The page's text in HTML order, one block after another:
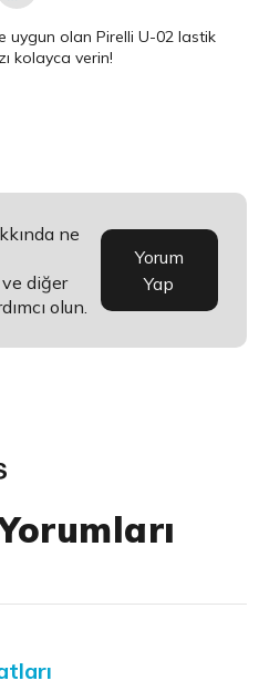
uygun olanPirelli U-02 lastik
kolayca verin!
ne
diğer
olun.
Yorum
Yap